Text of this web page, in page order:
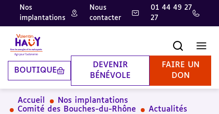
Aller
contenu
principal
Aller
pied
de
page
Aller
la
recherche
Nos
implantations
Nous
contacter
01 44 49 27
27
BOUTIQUE
DEVENIR
BÉNÉVOLE
FAIRE UN
DON
Accueil
Nos implantations
Comité des Bouches-du-Rhône
Actualités